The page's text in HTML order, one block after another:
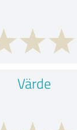
Värde